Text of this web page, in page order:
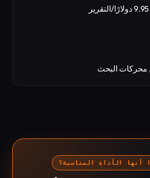
محركات البحث
أنها الأداة المناسبة؟